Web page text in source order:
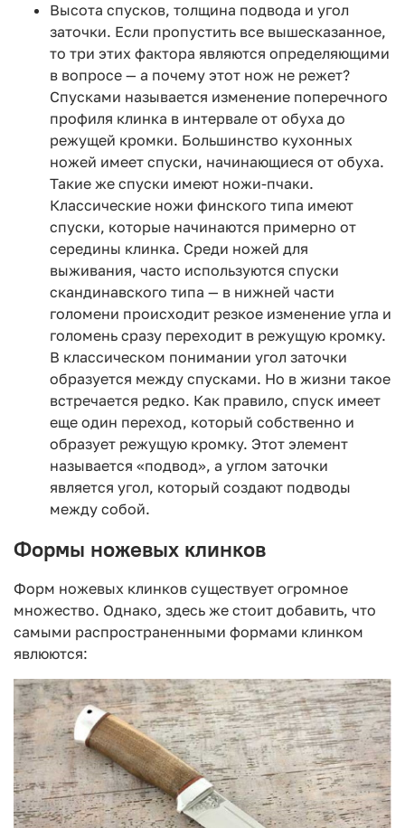
Высота спусков, толщина подвода и угол
заточки. Если пропустить все вышесказанное,
то три этих фактора являются определяющими
в вопросе — а почему этот нож не режет?
Спусками называется изменение поперечного
профиля клинка в интервале от обуха до
режущей кромки. Большинство кухонных
ножей имеет спуски, начинающиеся от обуха.
Такие же спуски имеют ножи-пчаки.
Классические ножи финского типа имеют
спуски, которые начинаются примерно от
середины клинка. Среди ножей для
выживания, часто используются спуски
скандинавского типа — в нижней части
голомени происходит резкое изменение угла и
голомень сразу переходит в режущую кромку.
В классическом понимании угол заточки
образуется между спусками. Но в жизни такое
встречается редко. Как правило, спуск имеет
еще один переход, который собственно и
образует режущую кромку. Этот элемент
называется «подвод», а углом заточки
является угол, который создают подводы
между собой.
Формы ножевых клинков
Форм ножевых клинков существует огромное
множество. Однако, здесь же стоит добавить, что
самыми распространенными формами клинком
явлюются: